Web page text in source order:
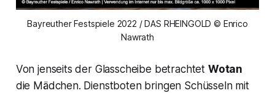
Bayreuther Festspiele 2022 / DAS RHEINGOLD © Enrico
Nawrath
Von jenseits der Glasscheibe betrachtet Wotan
die Mädchen. Dienstboten bringen Schüsseln mit